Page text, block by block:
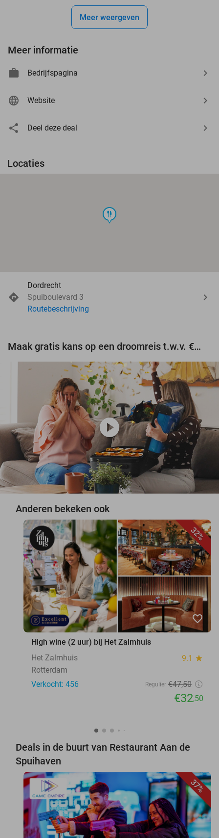
Meer weergeven
Meer informatie
Bedrijfspagina
Website
Deel deze deal
Locaties
food
Dordrecht
Spuiboulevard 3
Routebeschrijving
Maak gratis kans op een droomreis t.w.v. €3.000!
play_circle
Anderen bekeken ook
32%
favorite_border
High wine (2 uur) bij Het Zalmhuis
Het Zalmhuis
9.1 star
Rotterdam
Verkocht: 456
Regulier €47,50
€32,50
Deals in de buurt van Restaurant Aan de
Spuihaven
37%